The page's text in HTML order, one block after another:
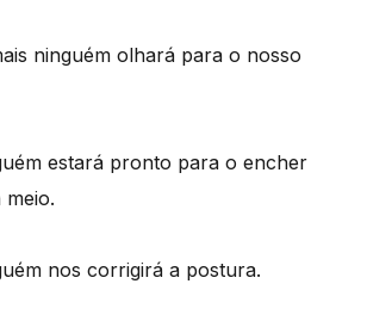
ninguém olhará para o nosso
estará pronto para o encher
nos corrigirá a postura.